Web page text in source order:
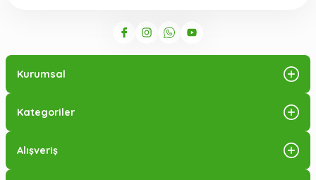
Kurumsal
Kategoriler
Alışveriş